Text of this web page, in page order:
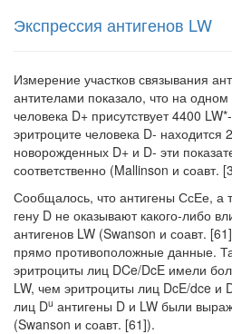
Экспрессия антигенов LW
Измерение участков связывания
антителами пока­зало, что на одном
человека D+ присутствует 4400
эритроците человека D-
новорожденных D+ и D- эти
соответ­ственно (Mallinson и соавт.
Сообщалось, что антигены СсЕе, а
гену D не ока­зывают какого-либо
антигенов LW (Swanson и соавт.
прямо противоположные данные.
эритроциты лиц DCe/DcE имели
LW, чем эритроциты лиц DcE/dce и
лиц Du антигены D и LW были
(Swanson и соавт. [61]).